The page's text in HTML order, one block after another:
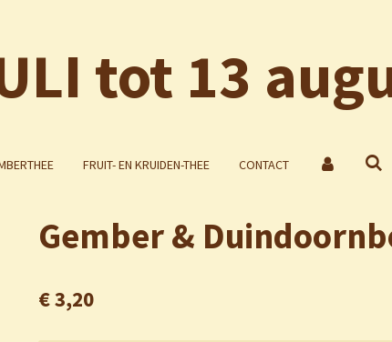
tot 13
FRUIT- EN KRUIDEN-THEE CONTACT
Gember &
€ 3,20